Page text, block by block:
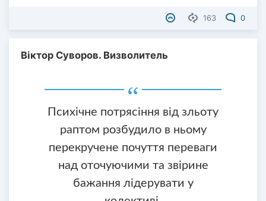
163 0
Віктор Суворов. Визволитель
Психічне потрясіння від зльоту
раптом розбудило в ньому
перекручене почуття переваги
над оточуючими та звірине
бажання лідерувати у